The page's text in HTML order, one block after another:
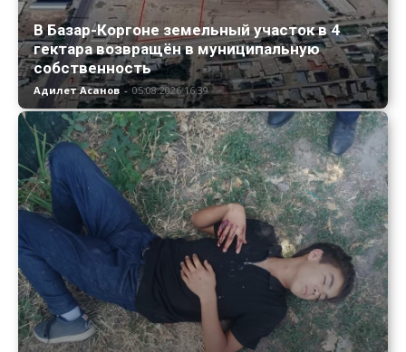
В Базар-Коргоне земельный участок в 4
гектара возвращён в муниципальную
собственность
Адилет Асанов - 05.08.2026 16:39